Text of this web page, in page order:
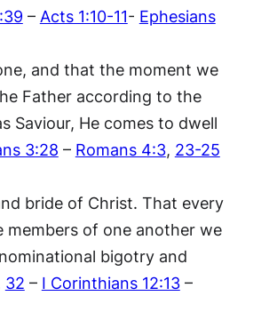
– Acts 1:10-11- Ephesians
and that the moment we
Father according to the
Saviour, He comes to dwell
3:28 – Romans 4:3, 23-25
bride of Christ. That every
members of one another we
bigotry and
32 – I Corinthians 12:13–